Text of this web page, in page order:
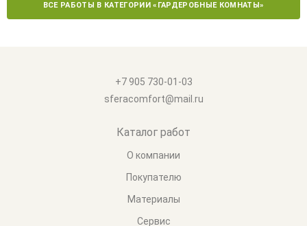
ВСЕ РАБОТЫ В КАТЕГОРИИ «ГАРДЕРОБНЫЕ КОМНАТЫ»
+7 905 730-01-03
sferacomfort@mail.ru
Каталог работ
О компании
Покупателю
Материалы
Сервис